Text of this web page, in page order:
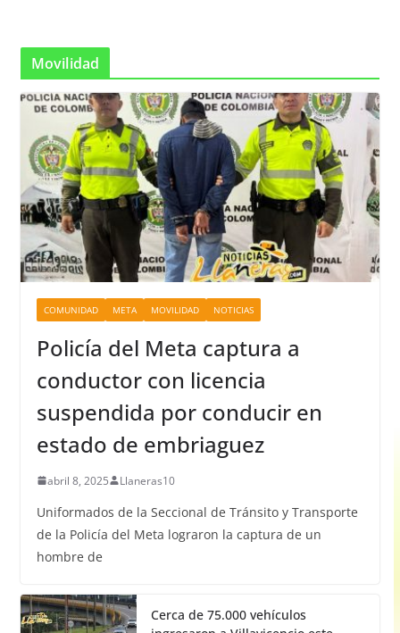
Movilidad
COMUNIDAD META MOVILIDAD NOTICIAS
Policía del Meta captura a
conductor con licencia
suspendida por conducir en
estado de embriaguez
abril 8, 2025 Llaneras10
Uniformados de la Seccional de Tránsito y Transporte
de la Policía del Meta lograron la captura de un
hombre de
Cerca de 75.000 vehículos